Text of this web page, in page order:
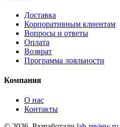
Доставка
Корпоративным клиентам
Вопросы и ответы
Оплата
Возврат
Программа лояльности
Компания
О нас
Контакты